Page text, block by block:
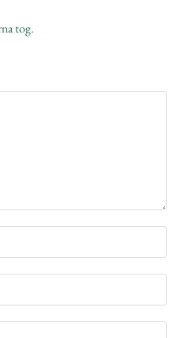
tog.